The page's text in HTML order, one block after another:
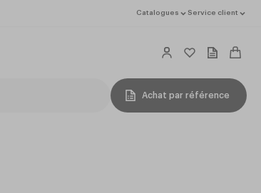
Catalogues Service client
Achat par référence